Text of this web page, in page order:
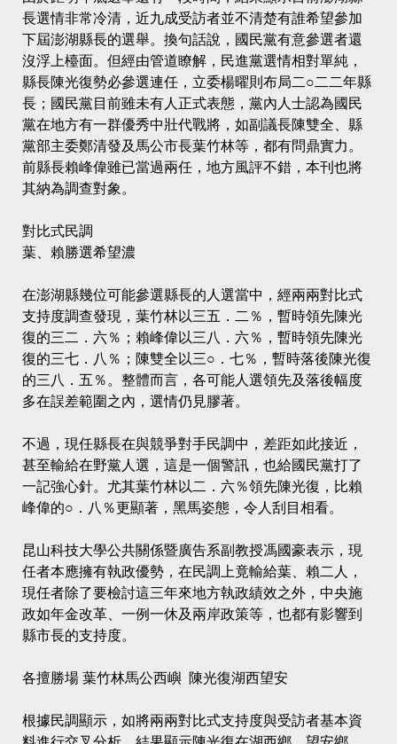
長選情非常冷清，近九成受訪者並不清楚有誰希望參加
下屆澎湖縣長的選舉。換句話說，國民黨有意參選者還
沒浮上檯面。但經由管道瞭解，民進黨選情相對單純，
縣長陳光復勢必參選連任，立委楊曜則布局二○二二年縣
長；國民黨目前雖未有人正式表態，黨內人士認為國民
黨在地方有一群優秀中壯代戰將，如副議長陳雙全、縣
黨部主委鄭清發及馬公市長葉竹林等，都有問鼎實力。
前縣長賴峰偉雖已當過兩任，地方風評不錯，本刊也將
其納為調查對象。
對比式民調
葉、賴勝選希望濃
在澎湖縣幾位可能參選縣長的人選當中，經兩兩對比式
支持度調查發現，葉竹林以三五．二％，暫時領先陳光
復的三二．六％；賴峰偉以三八．六％，暫時領先陳光
復的三七．八％；陳雙全以三○．七％，暫時落後陳光復
的三八．五％。整體而言，各可能人選領先及落後幅度
多在誤差範圍之內，選情仍見膠著。
不過，現任縣長在與競爭對手民調中，差距如此接近，
甚至輸給在野黨人選，這是一個警訊，也給國民黨打了
一記強心針。尤其葉竹林以二．六％領先陳光復，比賴
峰偉的○．八％更顯著，黑馬姿態，令人刮目相看。
昆山科技大學公共關係暨廣告系副教授馮國豪表示，現
任者本應擁有執政優勢，在民調上竟輸給葉、賴二人，
現任者除了要檢討這三年來地方執政績效之外，中央施
政如年金改革、一例一休及兩岸政策等，也都有影響到
縣市長的支持度。
各擅勝場 葉竹林馬公西嶼 陳光復湖西望安
根據民調顯示，如將兩兩對比式支持度與受訪者基本資